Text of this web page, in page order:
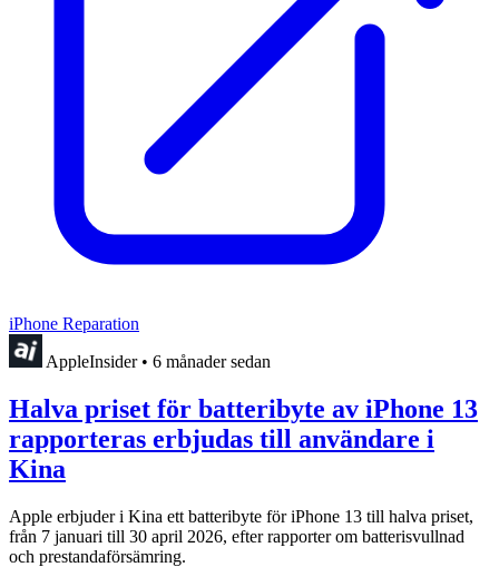
iPhone Reparation
AppleInsider • 6 månader sedan
Halva priset för batteribyte av iPhone 13
rapporteras erbjudas till användare i
Kina
Apple erbjuder i Kina ett batteribyte för iPhone 13 till halva priset,
från 7 januari till 30 april 2026, efter rapporter om batterisvullnad
och prestandaförsämring.